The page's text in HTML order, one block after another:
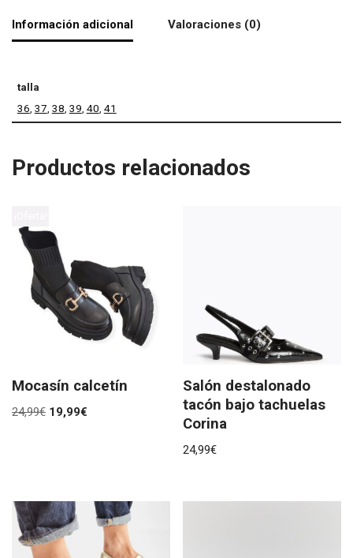
Información adicional Valoraciones (0)
talla
36 37 38 39 40 41
Productos relacionados
Mocasín calcetín
24,99€ 19,99€
Salón destalonado
tacón bajo tachuelas
Corina
24,99€